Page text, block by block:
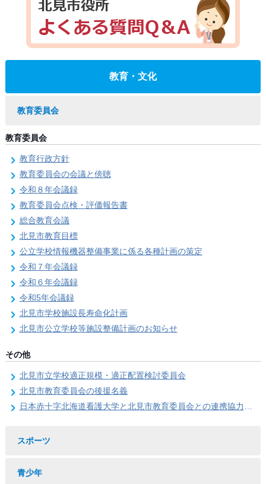
教育・文化
教育委員会
教育委員会
教育行政方針
教育委員会の会議と傍聴
令和８年会議録
教育委員会点検・評価報告書
総合教育会議
北見市教育目標
公立学校情報機器整備事業に係る各種計画の策定
令和７年会議録
令和６年会議録
令和5年会議録
北見市学校施設長寿命化計画
北見市公立学校等施設整備計画のお知らせ
その他
北見市立学校適正規模・適正配置検討委員会
北見市教育委員会の後援名義
日本赤十字北海道看護大学と北見市教育委員会との連携協力に関する協定の締結
スポーツ
青少年